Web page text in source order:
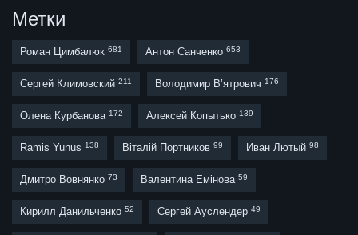
Метки
Роман Цимбалюк 681 Антон Санченко 653
Сергей Климовский 211 Володимир В’ятрович 176
Олена Курбанова 172 Алексей Копытько 139
Ramis Yunus 138 Віталій Портников 99 Иван Лютый 98
Дмитро Вовнянко 73 Валентина Емінова 59
Кирилл Данильченко 52 Сергей Ауслендер 49